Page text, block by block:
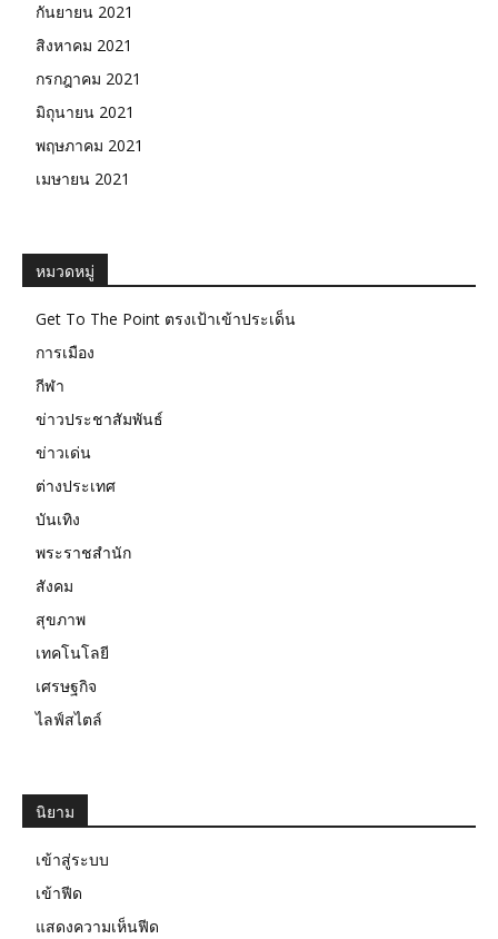
กันยายน 2021
สิงหาคม 2021
กรกฎาคม 2021
มิถุนายน 2021
พฤษภาคม 2021
เมษายน 2021
หมวดหมู่
Get To The Point ตรงเป้าเข้าประเด็น
การเมือง
กีฬา
ข่าวประชาสัมพันธ์
ข่าวเด่น
ต่างประเทศ
บันเทิง
พระราชสำนัก
สังคม
สุขภาพ
เทคโนโลยี
เศรษฐกิจ
ไลฟ์สไตล์
นิยาม
เข้าสู่ระบบ
เข้าฟีด
แสดงความเห็นฟีด